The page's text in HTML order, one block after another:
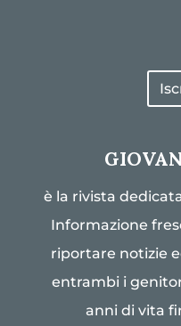
è la rivista
Informazione
riportare notizie
entrambi i
anni di vita